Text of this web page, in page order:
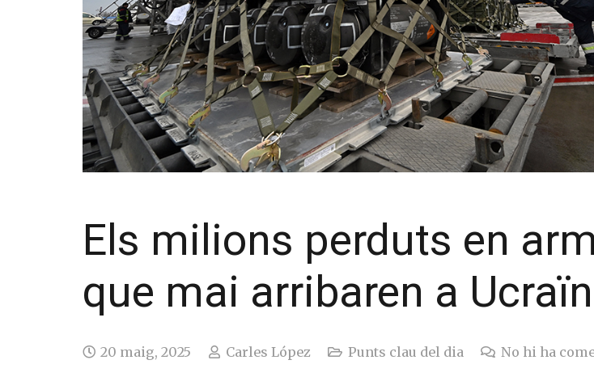
Els milions perduts en
que mai arribaren a
20 maig, 2025 Carles López Punts clau del dia No hi ha